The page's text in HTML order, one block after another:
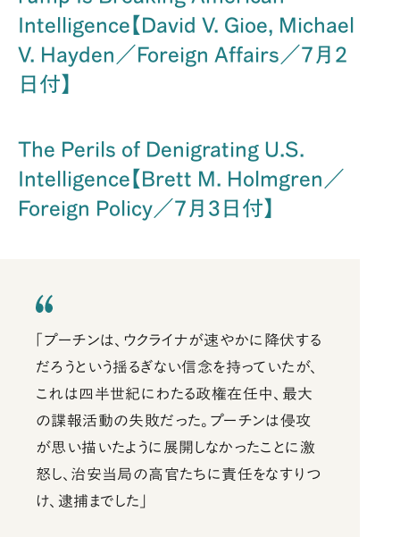
Intelligence【David V. Gioe, Michael
V. Hayden／Foreign Affairs／7月2
日付】
The Perils of Denigrating U.S.
Intelligence【Brett M. Holmgren／
Foreign Policy／7月3日付】
「プーチンは、ウクライナが速やかに降伏する
だろうという揺るぎない信念を持っていたが、
これは四半世紀にわたる政権在任中、最大
の諜報活動の失敗だった。プーチンは侵攻
が思い描いたように展開しなかったことに激
怒し、治安当局の高官たちに責任をなすりつ
け、逮捕までした」